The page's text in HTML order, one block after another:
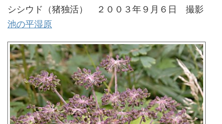
シシウド（猪独活） ２００３年９月６日 撮影
池の平湿原